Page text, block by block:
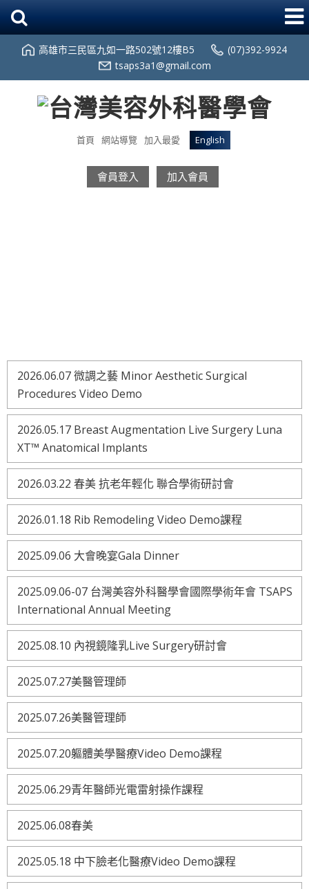
高雄市三民區九如一路502號12樓B5
(07)392-9924
tsaps3a1@gmail.com
首頁 網站導覽 加入最愛 English
會員登入 加入會員
2026.06.07 微調之藝 Minor Aesthetic Surgical
Procedures Video Demo
2026.05.17 Breast Augmentation Live Surgery Luna
XT™ Anatomical Implants
2026.03.22 春美 抗老年輕化 聯合學術研討會
2026.01.18 Rib Remodeling Video Demo課程
2025.09.06 大會晚宴Gala Dinner
2025.09.06-07 台灣美容外科醫學會國際學術年會 TSAPS
International Annual Meeting
2025.08.10 內視鏡隆乳Live Surgery研討會
2025.07.27美醫管理師
2025.07.26美醫管理師
2025.07.20軀體美學醫療Video Demo課程
2025.06.29青年醫師光電雷射操作課程
2025.06.08春美
2025.05.18 中下臉老化醫療Video Demo課程